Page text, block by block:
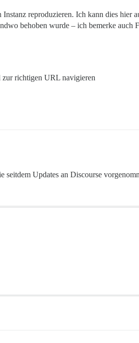
reproduzieren. Ich kann dies hier
behoben wurde – ich bemerke auch
zur richtigen URL navigieren
seitdem Updates an Discourse